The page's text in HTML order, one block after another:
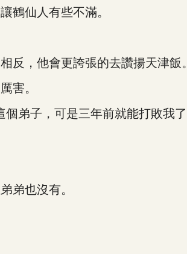
仙人有些不滿。
，他會更誇張的去讚揚天津飯。
害。
子，可是三年前就能打敗我了
弟也沒有。